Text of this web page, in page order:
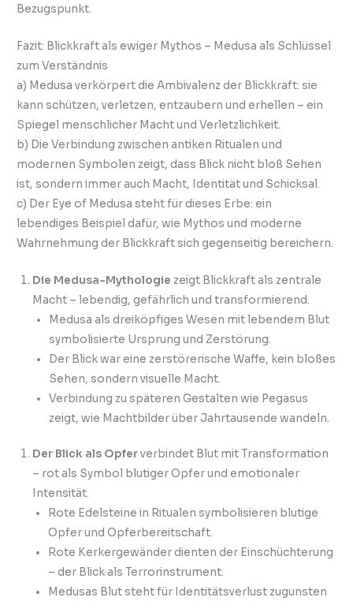
Bezugspunkt.
Fazit: Blickkraft als ewiger Mythos – Medusa als Schlüssel
zum Verständnis
a) Medusa verkörpert die Ambivalenz der Blickkraft: sie
kann schützen, verletzen, entzaubern und erhellen – ein
Spiegel menschlicher Macht und Verletzlichkeit.
b) Die Verbindung zwischen antiken Ritualen und
modernen Symbolen zeigt, dass Blick nicht bloß Sehen
ist, sondern immer auch Macht, Identität und Schicksal.
c) Der Eye of Medusa steht für dieses Erbe: ein
lebendiges Beispiel dafür, wie Mythos und moderne
Wahrnehmung der Blickkraft sich gegenseitig bereichern.
Die Medusa-Mythologie zeigt Blickkraft als zentrale
Macht – lebendig, gefährlich und transformierend.
Medusa als dreiköpfiges Wesen mit lebendem Blut
symbolisierte Ursprung und Zerstörung.
Der Blick war eine zerstörerische Waffe, kein bloßes
Sehen, sondern visuelle Macht.
Verbindung zu späteren Gestalten wie Pegasus
zeigt, wie Machtbilder über Jahrtausende wandeln.
Der Blick als Opferverbindet Blut mit Transformation
– rot als Symbol blutiger Opfer und emotionaler
Intensität.
Rote Edelsteine in Ritualen symbolisieren blutige
Opfer und Opferbereitschaft.
Rote Kerkergewänder dienten der Einschüchterung
– der Blick als Terrorinstrument.
Medusas Blut steht für Identitätsverlust zugunsten